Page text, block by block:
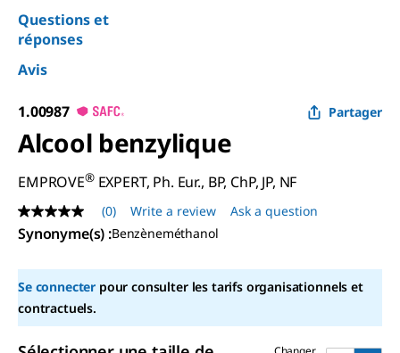
Questions et
réponses
Avis
1.00987 Partager
Alcool benzylique
EMPROVE®EXPERT, Ph. Eur., BP, ChP, JP, NF
No
rating
value
page
link.
(0) Write a review Ask a question
Synonyme(s) :Benzèneméthanol
Se connecter pour consulter les tarifs organisationnels et
contractuels.